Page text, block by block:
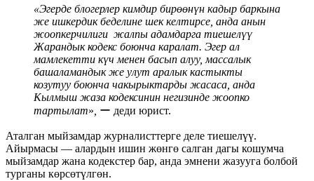
«Эгерде блогерлер кимдир бирөөнүн кадыр баркына
же ишкердик беделине шек келтирсе, анда анын
жоопкерчилиги жалпы адамдарга тиешелүү
Жарандык кодекс боюнча каралат. Эгер ал
мамлекетти күч менен басып алуу, массалык
башаламандык же улут аралык кастыкты
козутуу боюнча чакырыктарды жасаса, анда
Кылмыш жаза кодексинин негизинде жоопко
тартылат» ー деди юрист.
Аталган мыйзамдар журналисттерге деле тиешелүү.
Айырмасы — алардын ишин жөнгө салган дагы кошумча
мыйзамдар жана кодекстер бар, анда эмнени жазууга болбой
турганы көрсөтүлгөн.